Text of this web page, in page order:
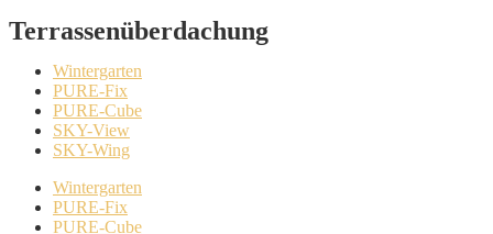
Terrassenüberdachung
Wintergarten
PURE-Fix
PURE-Cube
SKY-View
SKY-Wing
Wintergarten
PURE-Fix
PURE-Cube